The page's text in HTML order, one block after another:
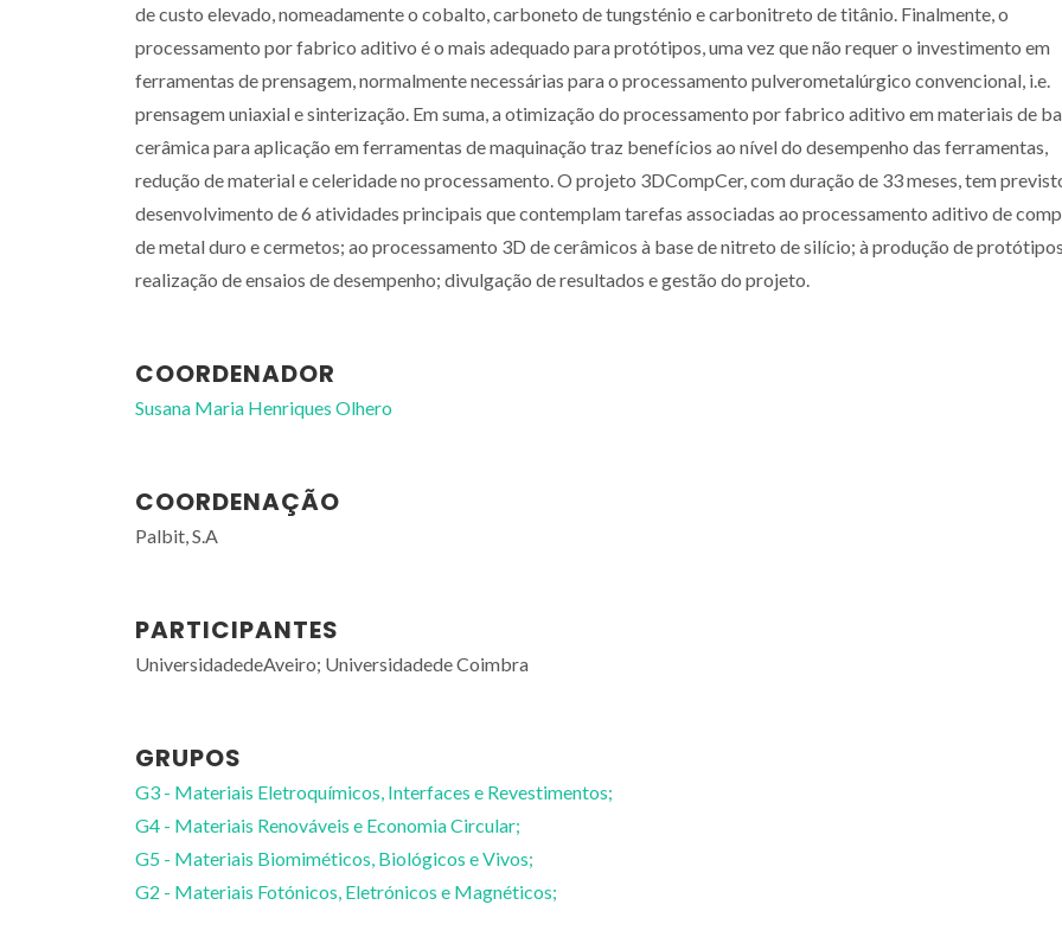
de custo elevado, nomeadamente o cobalto, carboneto de tungsténio e carbonitreto de titânio. Finalmente, o
processamento por fabrico aditivo é o mais adequado para protótipos, uma vez que não requer o investimento em
ferramentas de prensagem, normalmente necessárias para o processamento pulverometalúrgico convencional, i.e.
prensagem uniaxial e sinterização. Em suma, a otimização do processamento por fabrico aditivo em materiais de
cerâmica para aplicação em ferramentas de maquinação traz benefícios ao nível do desempenho das ferramentas,
redução de material e celeridade no processamento. O projeto 3DCompCer, com duração de 33 meses, tem
desenvolvimento de 6 atividades principais que contemplam tarefas associadas ao processamento aditivo de
de metal duro e cermetos; ao processamento 3D de cerâmicos à base de nitreto de silício; à produção de
realização de ensaios de desempenho; divulgação de resultados e gestão do projeto.
COORDENADOR
Susana Maria Henriques Olhero
COORDENAÇÃO
Palbit, S.A
PARTICIPANTES
UniversidadedeAveiro; Universidadede Coimbra
GRUPOS
G3 - Materiais Eletroquímicos, Interfaces e Revestimentos;
G4 - Materiais Renováveis e Economia Circular;
G5 - Materiais Biomiméticos, Biológicos e Vivos;
G2 - Materiais Fotónicos, Eletrónicos e Magnéticos;